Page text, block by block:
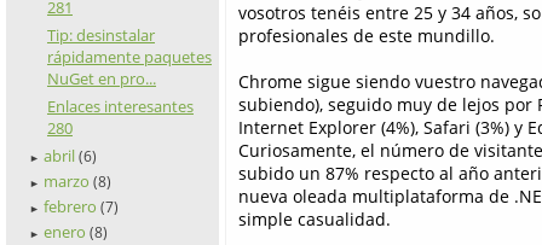
281
Tip: desinstalar
rápidamente paquetes
NuGet en pro...
Enlaces interesantes
280
► abril (6)
► marzo (8)
► febrero (7)
► enero (8)
vosotros tenéis entre 25 y 34 años,
profesionales de este mundillo.
Chrome sigue siendo vuestro
subiendo), seguido muy de lejos por
Internet Explorer (4%), Safari (3%) y
Curiosamente, el número de
subido un 87% respecto al año
nueva oleada multiplataforma de
simple casualidad.